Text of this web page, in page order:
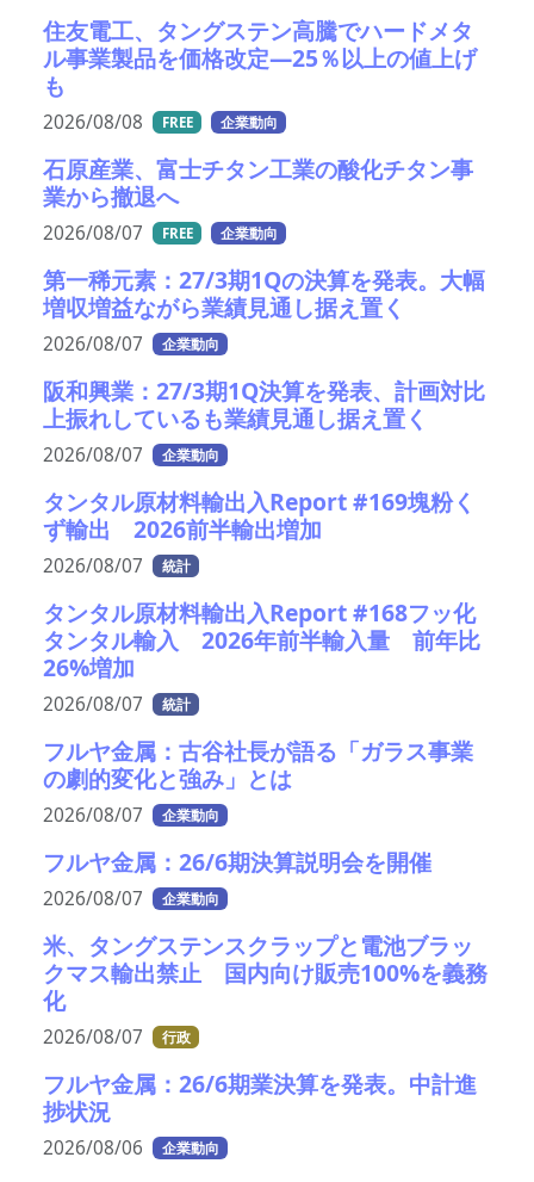
住友電工、タングステン高騰でハードメタ
ル事業製品を価格改定―25％以上の値上げ
も
2026/08/08 FREE 企業動向
石原産業、富士チタン工業の酸化チタン事
業から撤退へ
2026/08/07 FREE 企業動向
第一稀元素：27/3期1Qの決算を発表。大幅
増収増益ながら業績見通し据え置く
2026/08/07 企業動向
阪和興業：27/3期1Q決算を発表、計画対比
上振れしているも業績見通し据え置く
2026/08/07 企業動向
タンタル原材料輸出入Report #169塊粉く
ず輸出 2026前半輸出増加
2026/08/07 統計
タンタル原材料輸出入Report #168フッ化
タンタル輸入 2026年前半輸入量 前年比
26%増加
2026/08/07 統計
フルヤ金属：古谷社長が語る「ガラス事業
の劇的変化と強み」とは
2026/08/07 企業動向
フルヤ金属：26/6期決算説明会を開催
2026/08/07 企業動向
米、タングステンスクラップと電池ブラッ
クマス輸出禁止 国内向け販売100%を義務
化
2026/08/07 行政
フルヤ金属：26/6期業決算を発表。中計進
捗状況
2026/08/06 企業動向